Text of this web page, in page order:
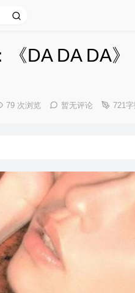
《DA DA DA
79 次浏览 暂无评论 721字